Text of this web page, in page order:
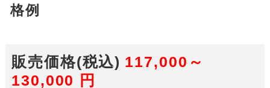
格例
販売価格(税込) 117,000～
130,000
円